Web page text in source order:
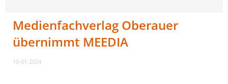
Medienfachverlag Oberauer
übernimmt MEEDIA
10-01-2024